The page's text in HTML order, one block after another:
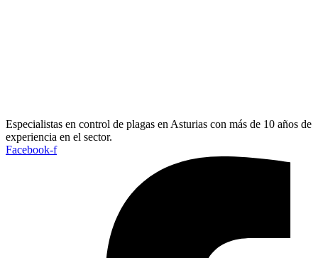
Especialistas en control de plagas en Asturias con más de 10 años de
experiencia en el sector.
Facebook-f